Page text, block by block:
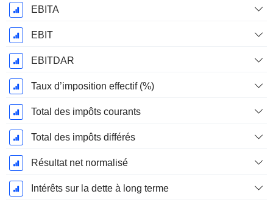
EBITA
EBIT
EBITDAR
Taux d’imposition effectif (%)
Total des impôts courants
Total des impôts différés
Résultat net normalisé
Intérêts sur la dette à long terme